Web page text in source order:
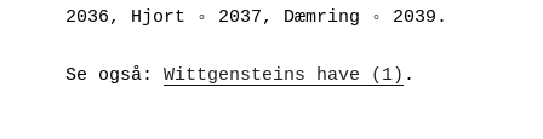
2036, Hjort ◦ 2037, Dæmring ◦ 2039.
Se også: Wittgensteins have (1) .